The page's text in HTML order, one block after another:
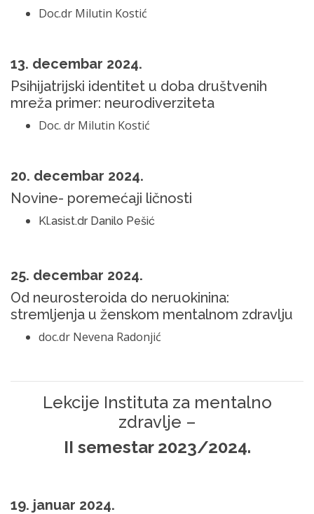
Doc.dr Milutin Kostić
13. decembar 2024.
Psihijatrijski identitet u doba društvenih
mreža primer: neurodiverziteta
Doc. dr Milutin Kostić
20. decembar 2024.
Novine- poremećaji ličnosti
Kl.asist.dr Danilo Pešić
25. decembar 2024.
Od neurosteroida do neruokinina:
stremljenja u ženskom mentalnom zdravlju
doc.dr Nevena Radonjić
Lekcije Instituta za mentalno
zdravlje –
II semestar 2023/2024.
19. januar 2024.